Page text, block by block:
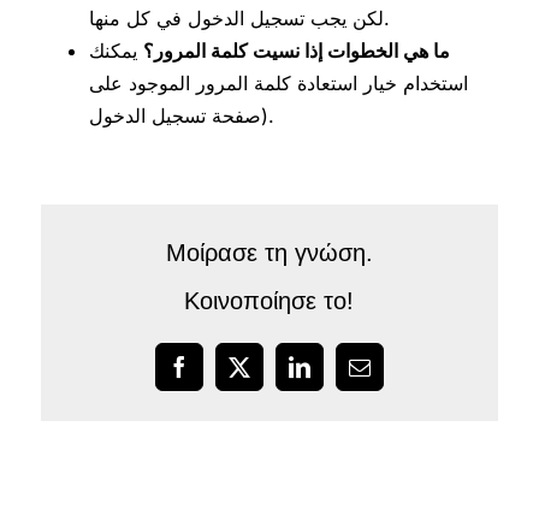
لكن يجب تسجيل الدخول في كل منها.
ما هي الخطوات إذا نسيت كلمة المرور؟ يمكنك
استخدام خيار استعادة كلمة المرور الموجود على
صفحة تسجيل الدخول).
Μοίρασε τη γνώση.
Κοινοποίησε το!
Facebook
X LinkedInEmail